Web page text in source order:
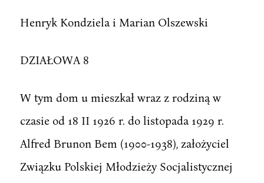
Henryk Kondziela i Marian Olszewski
DZIAŁOWA 8
W tym dom u mieszkał wraz z rodziną w
czasie od 18 II 1926 r. do listopada 1929 r.
Alfred Brunon Bem (1900-1938), założyciel
Związku Polskiej Młodzieży Socjalistycznej